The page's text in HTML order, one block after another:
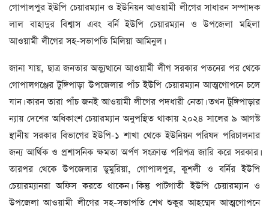
গোপালপুর ইউপি চেয়ারম্যান ও ইউনিয়ন আওয়ামী লীগের সাধারন সম্পাদক
লাল বাহাদুর বিশ্বাস এবং বর্নি ইউপি চেয়ারম্যান ও উপজেলা মহিলা
আওয়ামী লীগের সহ-সভাপতি মিলিয়া আমিনুল।
জানা যায়, ছাত্র জনতার অভ্যুত্থানে আওয়ামী লীগ সরকার পতনের পর থেকে
গোপালগঞ্জের টুঙ্গিপাড়া উপজেলার পাঁচ ইউপি চেয়ারম্যান আত্মগোপনে চলে
যান। কারন তারা পাঁচ জনই আওয়ামী লীগের পদধারী নেতা। তখন টুঙ্গিপাড়ার
ন্যায় দেশের অধিকাংশ চেয়ারম্যান অনুপস্থিত থাকায় ২০২৪ সালের ৯ আগস্ট
স্থানীয় সরকার বিভাগের ইউপি-১ শাখা থেকে ইউনিয়ন পরিষদ পরিচালনার
জন্য আর্থিক ও প্রশাসনিক ক্ষমতা অর্পণ সংক্রান্ত পরিপত্র জারি করে সরকার।
তারপর থেকে উপজেলার ডুমুরিয়া, গোপালপুর, কুশলী ও বর্নির ইউপি
চেয়ারম্যানরা অফিস করতে থাকেন। কিন্তু পাটগাতী ইউপি চেয়ারম্যান ও
উপজেলা আওয়ামী লীগের সহ-সভাপতি শেখ শুকুর আহম্মেদ আত্মগোপনে